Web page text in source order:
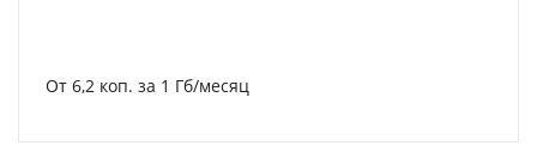
От 6,2 коп. за 1 Гб/месяц